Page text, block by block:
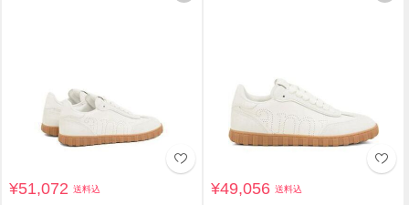
¥51,072送料込 ¥49,056送料込